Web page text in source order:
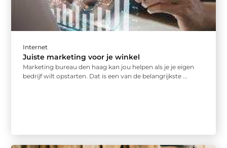
Internet
Juiste marketing voor je winkel
Marketing bureau den haag kan jou helpen als je je eigen
bedrijf wilt opstarten. Dat is een van de belangrijkste ...